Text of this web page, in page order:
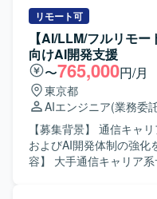
て、新規事業構想フェー
で関与でき、AI×IP領域
験を積むことができます。 【開発環境】 AI関連サー
よびAIプロダクトの企画
件定義、開発推進を行う
題解決を推進していた
から、AI/LLMアプリケ
までを一貫してご担当い
引き継ぎを行い、その後
いただきます。また、ク
に沿った形でプロジェク
行いながら開発を進めていただき
AI/LLM技術への関心が
にキャッチアップしな
ます。ローカル環境構築
リモート可
【AI/LLM/フルリモ
向けAI開発支援
〜765,000円/月
東京都
AIエンジニア(業務委
【募集背景】 通信キャ
およびAI開発体制の強化を目
容】 大手通信キャリア